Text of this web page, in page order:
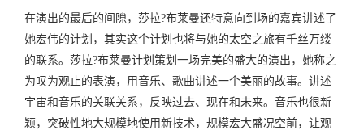
在演出的最后的间隙，莎拉?布莱曼还特意向到场的嘉宾讲述了
她宏伟的计划，其实这个计划也将与她的太空之旅有千丝万缕
的联系。莎拉?布莱曼计划策划一场完美的盛大的演出，她称之
为叹为观止的表演，用音乐、歌曲讲述一个美丽的故事。讲述
宇宙和音乐的关联关系，反映过去、现在和未来。音乐也很新
颖，突破性地大规模地使用新技术，规模宏大盛况空前，让观